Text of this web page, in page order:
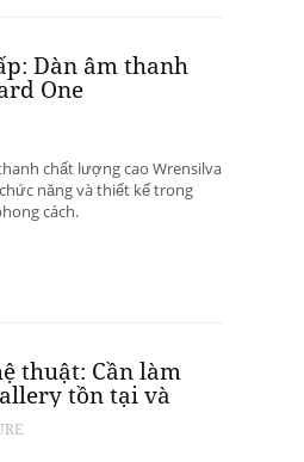
Dàn âm thanh
One
chất lượng cao Wrensilva
năng và thiết kế trong
cách.
thuật: Cần làm
tồn tại và
1